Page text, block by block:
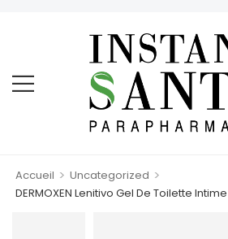
Accueil > Uncategorized >
DERMOXEN Lenitivo Gel De Toilette Intime